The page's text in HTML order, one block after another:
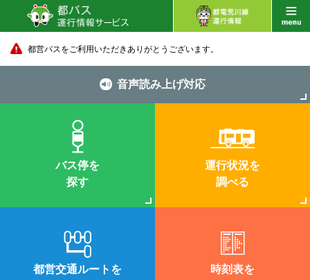
都営バスをご利用いただきありがとうございます。
音声読み上げ対応
バス停を
探す
運行状況を
調べる
都営交通ルートを
時刻表を